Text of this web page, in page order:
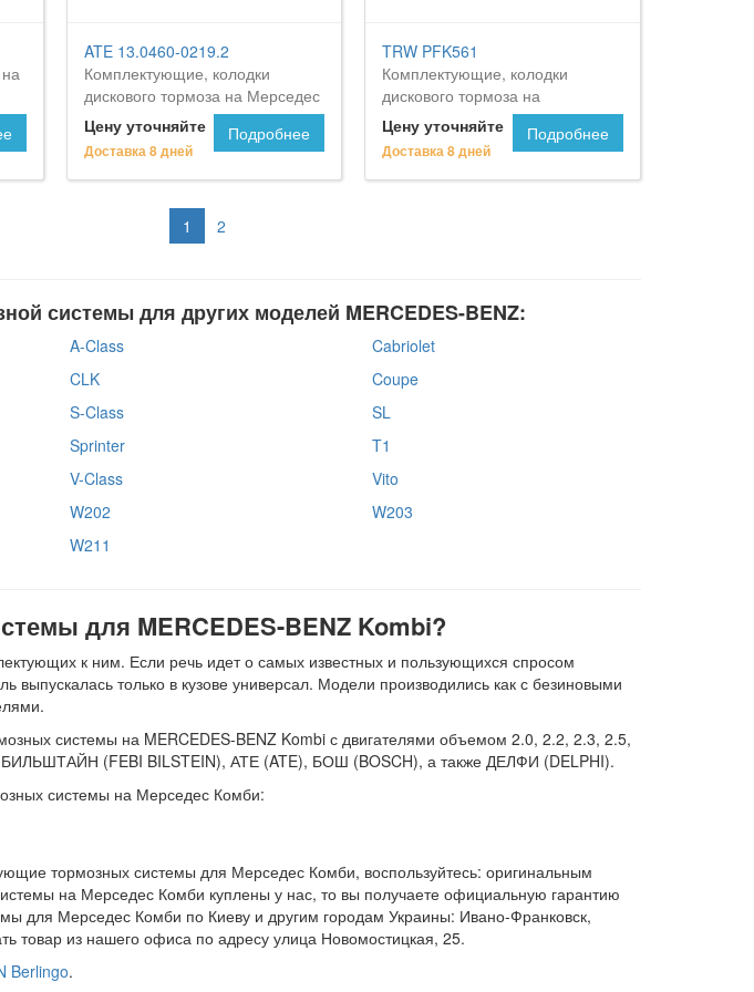
ATE 13.0460-0219.2
Комплектующие, колодки
дискового тормоза на Мерседес
Комби
Цену уточняйте
Доставка 8 дней
Подробнее
TRW PFK561
Комплектующие, колодки
дискового тормоза на
MERCEDES-BENZ Kombi
Цену уточняйте
Доставка 8 дней
Подробнее
1 2
системы для других моделей MERCEDES-BENZ:
A-Class
Cabriolet
CLK
Coupe
S-Class
SL
Sprinter
T1
V-Class
Vito
W202
W203
W211
для MERCEDES-BENZ Kombi?
к ним. Если речь идет о самых известных и пользующихся спросом
только в кузове универсал. Модели производились как с безиновыми
системы на MERCEDES-BENZ Kombi с двигателями объемом 2.0, 2.2, 2.3, 2.5,
(FEBI BILSTEIN), АТЕ (ATE), БОШ (BOSCH), а также ДЕЛФИ (DELPHI).
системы на Мерседес Комби:
тормозных системы для Мерседес Комби, воспользуйтесь: оригинальным
на Мерседес Комби куплены у нас, то вы получаете официальную гарантию
для Мерседес Комби по Киеву и другим городам Украины: Ивано-Франковск,
товар из нашего офиса по адресу улица Новомостицкая, 25.
Berlingo.